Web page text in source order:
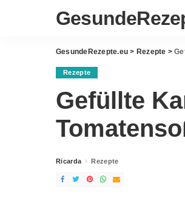
GesundeRezepte.eu > Rezepte >
Rezepte
Gefüllte
Posted
Ricarda Rezepte